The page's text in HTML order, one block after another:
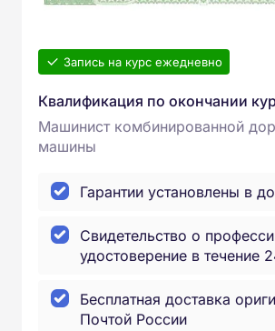
Запись на курс ежедневно
Квалификация по окончании
Машинист комбинированной
машины
Гарантии установлены в
Свидетельство о
удостоверение в течение
Бесплатная доставка
Почтой России